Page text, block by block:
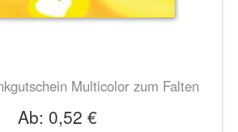
Multicolor zum Falten
Ab: 0,52 €